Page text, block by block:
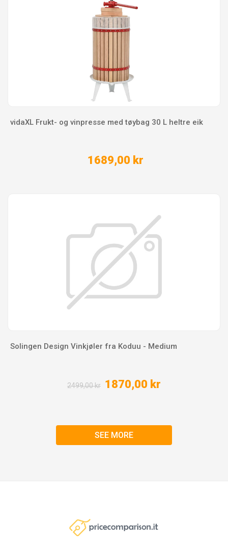
vidaXL Frukt- og vinpresse med tøybag 30 L heltre eik
1689,00 kr
Solingen Design Vinkjøler fra Koduu - Medium
2499,00 kr 1870,00 kr
SEE MORE